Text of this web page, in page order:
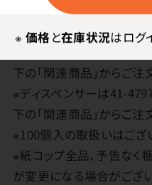
※ 価格と在庫状況はログ
調整が可能なため）。画
ただけます。
下の「関連商品」からご注
※ディスペンサーは41-
下の「関連商品」からご注
※100個入の取扱いはござ
※紙コップ全品、予告なく
が変更になる場合がござ